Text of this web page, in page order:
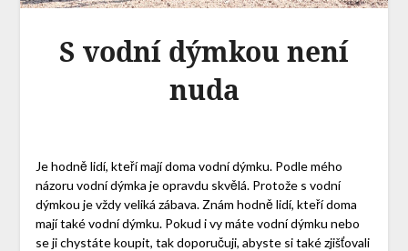
S vodní dýmkou není
nuda
Je hodně lidí, kteří mají doma vodní dýmku. Podle mého
názoru vodní dýmka je opravdu skvělá. Protože s vodní
dýmkou je vždy veliká zábava. Znám hodně lidí, kteří doma
mají také vodní dýmku. Pokud i vy máte vodní dýmku nebo
se ji chystáte koupit, tak doporučuji, abyste si také zjišťovali